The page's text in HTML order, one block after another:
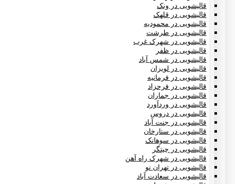
قالیشویی در ونک
قالیشویی در قلهک
قالیشویی در محمودیه
قالیشویی در طرشت
قالیشویی در شهرک غرب
قالیشویی در ظفر
قالیشویی در شمس آباد
قالیشویی در لویزان
قالیشویی در فرمانیه
قالیشویی در فرحزاد
قالیشویی در جماران
قالیشویی در وردآورد
قالیشویی در دروس
قالیشویی در جنت آباد
قالیشویی در ستارخان
قالیشویی در سوهانک
قالیشویی در چیتگر
قالیشویی در شهرک راه آهن
قالیشویی در تهران نو
قالیشویی در سعادت آباد